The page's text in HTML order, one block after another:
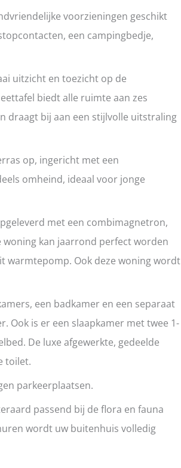
voorzieningen geschikt
een campingbedje,
uitzicht en toezicht op de
biedt alle ruimte aan zes
draagt bij aan een stijlvolle uitstraling
op, ingericht met een
omheind, ideaal voor jonge
met een combimagnetron,
woning kan jaarrond perfect worden
warmtepomp. Ook deze woning wordt
een badkamer en een separaat
Ook is er een slaapkamer met twee 1-
De luxe afgewerkte, gedeelde
toilet.
parkeerplaatsen.
passend bij de flora en fauna
wordt uw buitenhuis volledig